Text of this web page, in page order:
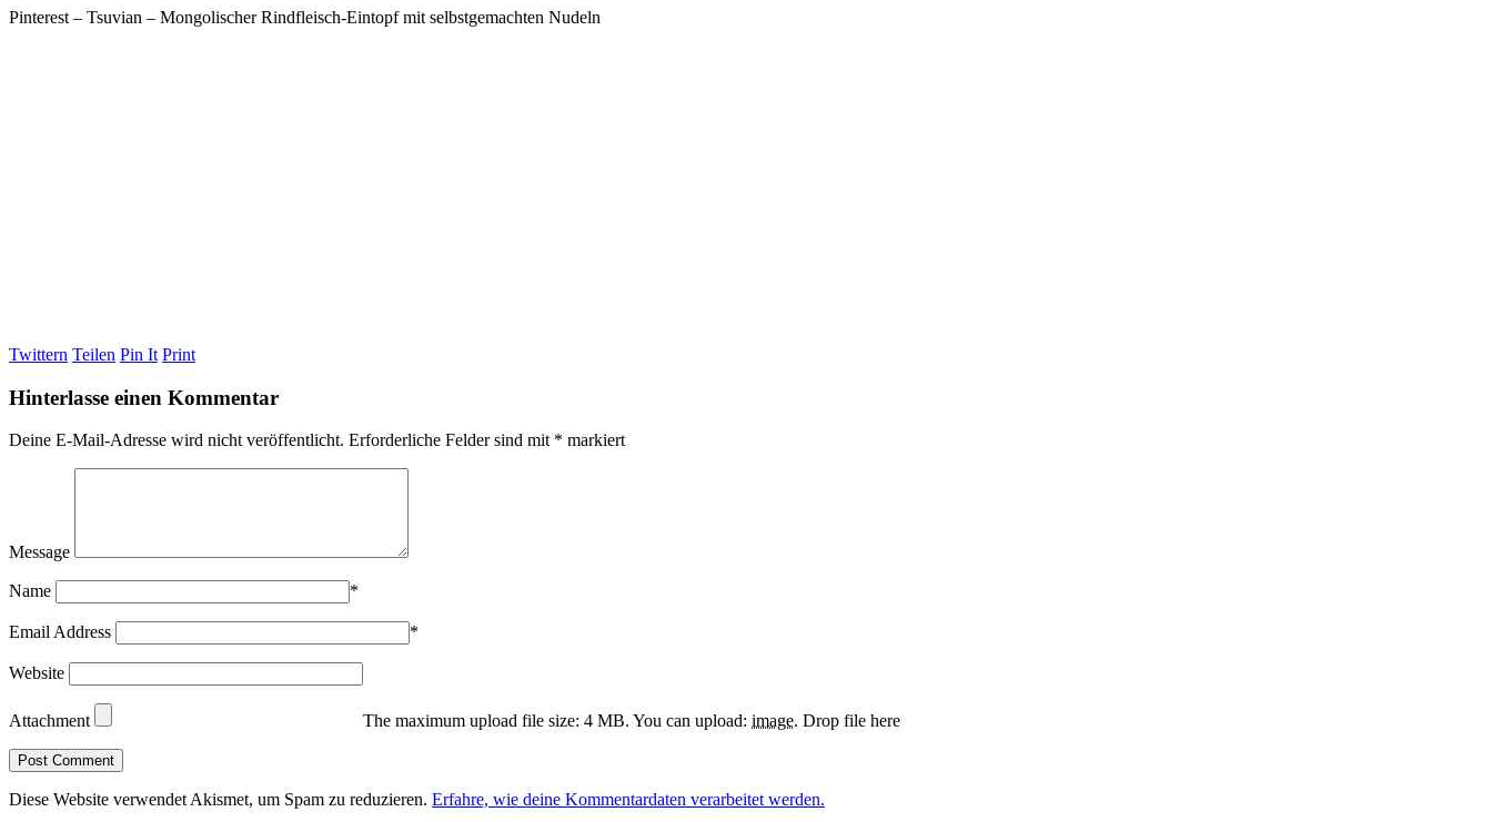
Pinterest – Tsuvian – Mongolischer Rindfleisch-Eintopf mit selbstgemachten Nudeln
Twittern Teilen Pin It Print
Hinterlasse einen Kommentar
Deine E-Mail-Adresse wird nicht veröffentlicht. Erforderliche Felder sind mit * markiert
Message
Name *
Email Address *
Website
Attachment The maximum upload file size: 4 MB. You can upload: image. Drop file here
Diese Website verwendet Akismet, um Spam zu reduzieren. Erfahre, wie deine Kommentardaten verarbeitet werden.